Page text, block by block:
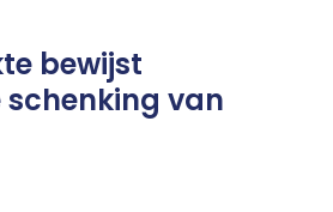
bewijst
van